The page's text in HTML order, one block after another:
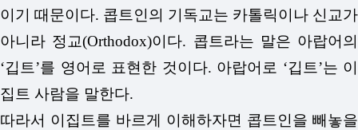
이기 때문이다. 콥트인의 기독교는 카톨릭이나 신교가
아니라 정교(Orthodox)이다. 콥트라는 말은 아랍어의
‘깁트’를 영어로 표현한 것이다. 아랍어로 ‘깁트’는 이
집트 사람을 말한다.
따라서 이집트를 바르게 이해하자면 콥트인을 빼놓을